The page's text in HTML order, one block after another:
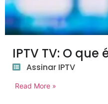
IPTV TV: O
Assinar IPTV
Read More »